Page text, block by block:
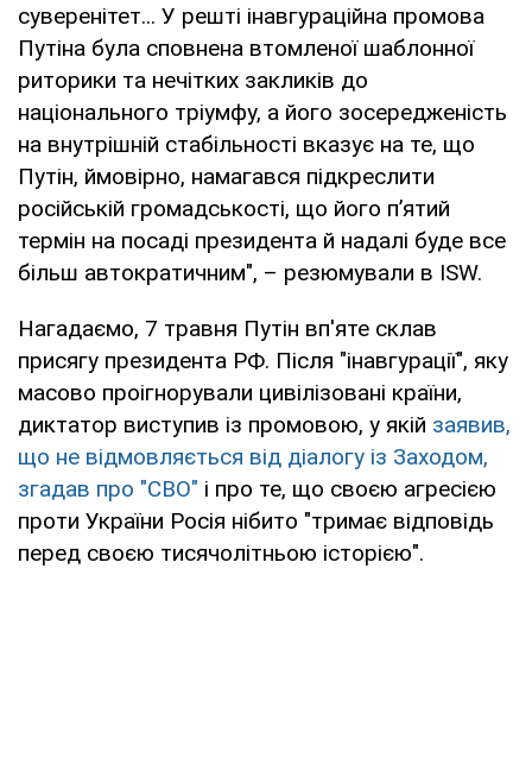
суверенітет... У решті інавгураційна промова
Путіна була сповнена втомленої шаблонної
риторики та нечітких закликів до
національного тріумфу, а його зосередженість
на внутрішній стабільності вказує на те, що
Путін, ймовірно, намагався підкреслити
російській громадськості, що його п’ятий
термін на посаді президента й надалі буде все
більш автократичним", – резюмували в ISW.
Нагадаємо, 7 травня Путін вп'яте склав
присягу президента РФ. Після "інавгурації", яку
масово проігнорували цивілізовані країни,
диктатор виступив із промовою, у якій заявив,
що не відмовляється від діалогу із Заходом,
згадав про "СВО" і про те, що своєю агресією
проти України Росія нібито "тримає відповідь
перед своєю тисячолітньою історією".